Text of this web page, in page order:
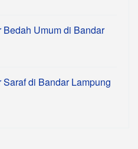
Bedah Umum di Bandar
Saraf di Bandar Lampung